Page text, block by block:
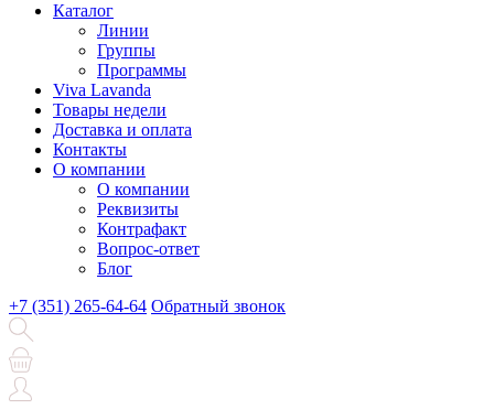
Каталог
Линии
Группы
Программы
Viva Lavanda
Товары недели
Доставка и оплата
Контакты
О компании
О компании
Реквизиты
Контрафакт
Вопрос-ответ
Блог
+7 (351) 265-64-64 Обратный звонок